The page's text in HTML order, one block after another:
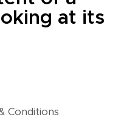
at its
Conditions